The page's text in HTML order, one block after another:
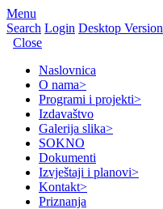
Menu
Search Login Desktop Version
Close
Naslovnica
O nama>
Programi i projekti>
Izdavaštvo
Galerija slika>
SOKNO
Dokumenti
Izvještaji i planovi>
Kontakt>
Priznanja